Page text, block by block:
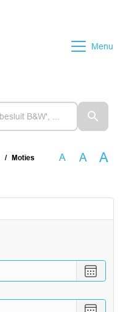
Menu
Moties A A A
een
vanaf